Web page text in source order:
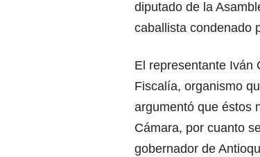
diputado de la
caballista condenado
El representante Iván
Fiscalía, organismo
argumentó que éstos
Cámara, por cuanto
gobernador de